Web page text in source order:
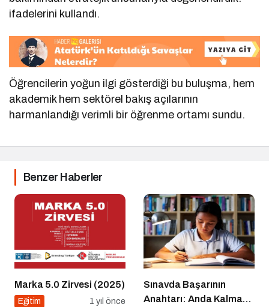
ifadelerini kullandı.
Öğrencilerin yoğun ilgi gösterdiği bu buluşma, hem
akademik hem sektörel bakış açılarının
harmanlandığı verimli bir öğrenme ortamı sundu.
Benzer Haberler
Marka 5.0 Zirvesi (2025)
Eğitim 1 yıl önce
Sınavda Başarının
Anahtarı: Anda Kalmak